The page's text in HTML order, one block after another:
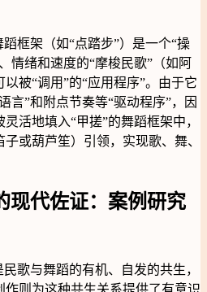
框架（如“点踏步”）是一个“操
情绪和速度的“摩梭民歌”（如阿
被“调用”的“应用程序”。由于它
言”和附点节奏等“驱动程序”，因
活地填入“甲搓”的舞蹈框架中，
或葫芦笙）引领，实现歌、舞、
现代佐证：案例研究
歌与舞蹈的有机、自发的共生，